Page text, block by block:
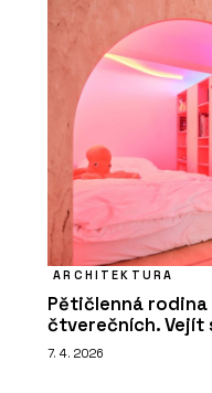
ARCHITEKTURA
Pětičlenná
čtverečních. Vejít
7. 4. 2026